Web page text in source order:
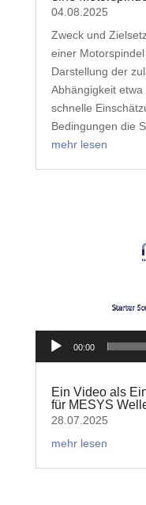
04.08.2025
Zweck und
einer
Darstellung der
Abhängigkeit
schnelle
Bedingungen die
mehr lesen
00:00
Ein Video als
für MESYS
28.07.2025
mehr lesen